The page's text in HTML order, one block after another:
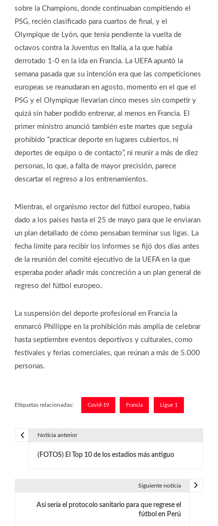
sobre la Champions, donde continuaban compitiendo el
PSG, recién clasificado para cuartos de final, y el
Olympique de Lyón, que tenía pendiente la vuelta de
octavos contra la Juventus en Italia, a la que había
derrotado 1-0 en la ida en Francia. La UEFA apuntó la
semana pasada que su intención era que las competiciones
europeas se reanudaran en agosto, momento en el que el
PSG y el Olympique llevarían cinco meses sin competir y
quizá sin haber podido entrenar, al menos en Francia. El
primer ministro anunció también este martes que seguía
prohibido “practicar deporte en lugares cubiertos, ni
deportes de equipo o de contacto”, ni reunir a más de diez
personas, lo que, a falta de mayor precisión, parece
descartar el regreso a los entrenamientos.
Mientras, el organismo rector del fútbol europeo, había
dado a los países hasta el 25 de mayo para que le enviaran
un plan detallado de cómo pensaban terminar sus ligas. La
fecha límite para recibir los informes se fijó dos días antes
de la reunión del comité ejecutivo de la UEFA en la que
esperaba poder añadir más concreción a un plan general de
regreso del fútbol europeo.
La suspensión del deporte profesional en Francia la
enmarcó Phillippe en la prohibición más amplia de celebrar
hasta septiembre eventos deportivos y culturales, como
festivales y ferias comerciales, que reúnan a más de 5.000
personas.
Etiquetas relacionadas: Covid-19 Francia Ligue 1
Noticia anterior
(FOTOS) El Top 10 de los estadios más antiguo
Siguiente noticia
Así sería el protocolo sanitario para que regrese el
fútbol en Perú